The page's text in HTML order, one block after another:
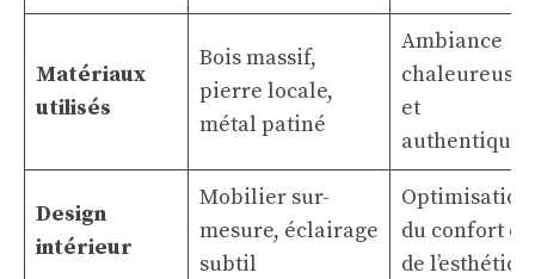
Matériaux
utilisés
Bois massif,
pierre locale,
métal patiné
Ambiance
chaleureuse
et
authentique
Design
intérieur
Mobilier sur-
mesure, éclairage
subtil
Optimisation
du confort et
de